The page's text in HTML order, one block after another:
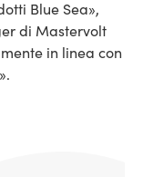
Blue Sea»,
di Mastervolt
in linea con